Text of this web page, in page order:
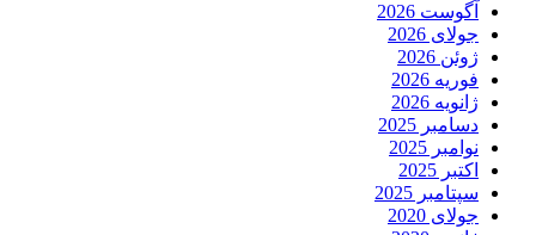
آگوست 2026
جولای 2026
ژوئن 2026
فوریه 2026
ژانویه 2026
دسامبر 2025
نوامبر 2025
اکتبر 2025
سپتامبر 2025
جولای 2020